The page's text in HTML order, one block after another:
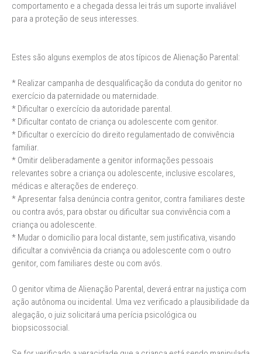
comportamento e a chegada dessa lei trás um suporte invaliável
para a proteção de seus interesses.
Estes são alguns exemplos de atos típicos de Alienação Parental:
* Realizar campanha de desqualificação da conduta do genitor no
exercício da paternidade ou maternidade.
* Dificultar o exercício da autoridade parental.
* Dificultar contato de criança ou adolescente com genitor.
* Dificultar o exercício do direito regulamentado de convivência
familiar.
* Omitir deliberadamente a genitor informações pessoais
relevantes sobre a criança ou adolescente, inclusive escolares,
médicas e alterações de endereço.
* Apresentar falsa denúncia contra genitor, contra familiares deste
ou contra avós, para obstar ou dificultar sua convivência com a
criança ou adolescente.
* Mudar o domicílio para local distante, sem justificativa, visando
dificultar a convivência da criança ou adolescente com o outro
genitor, com familiares deste ou com avós.
O genitor vítima de Alienação Parental, deverá entrar na justiça com
ação autônoma ou incidental. Uma vez verificado a plausibilidade da
alegação, o juiz solicitará uma perícia psicológica ou
biopsicossocial.